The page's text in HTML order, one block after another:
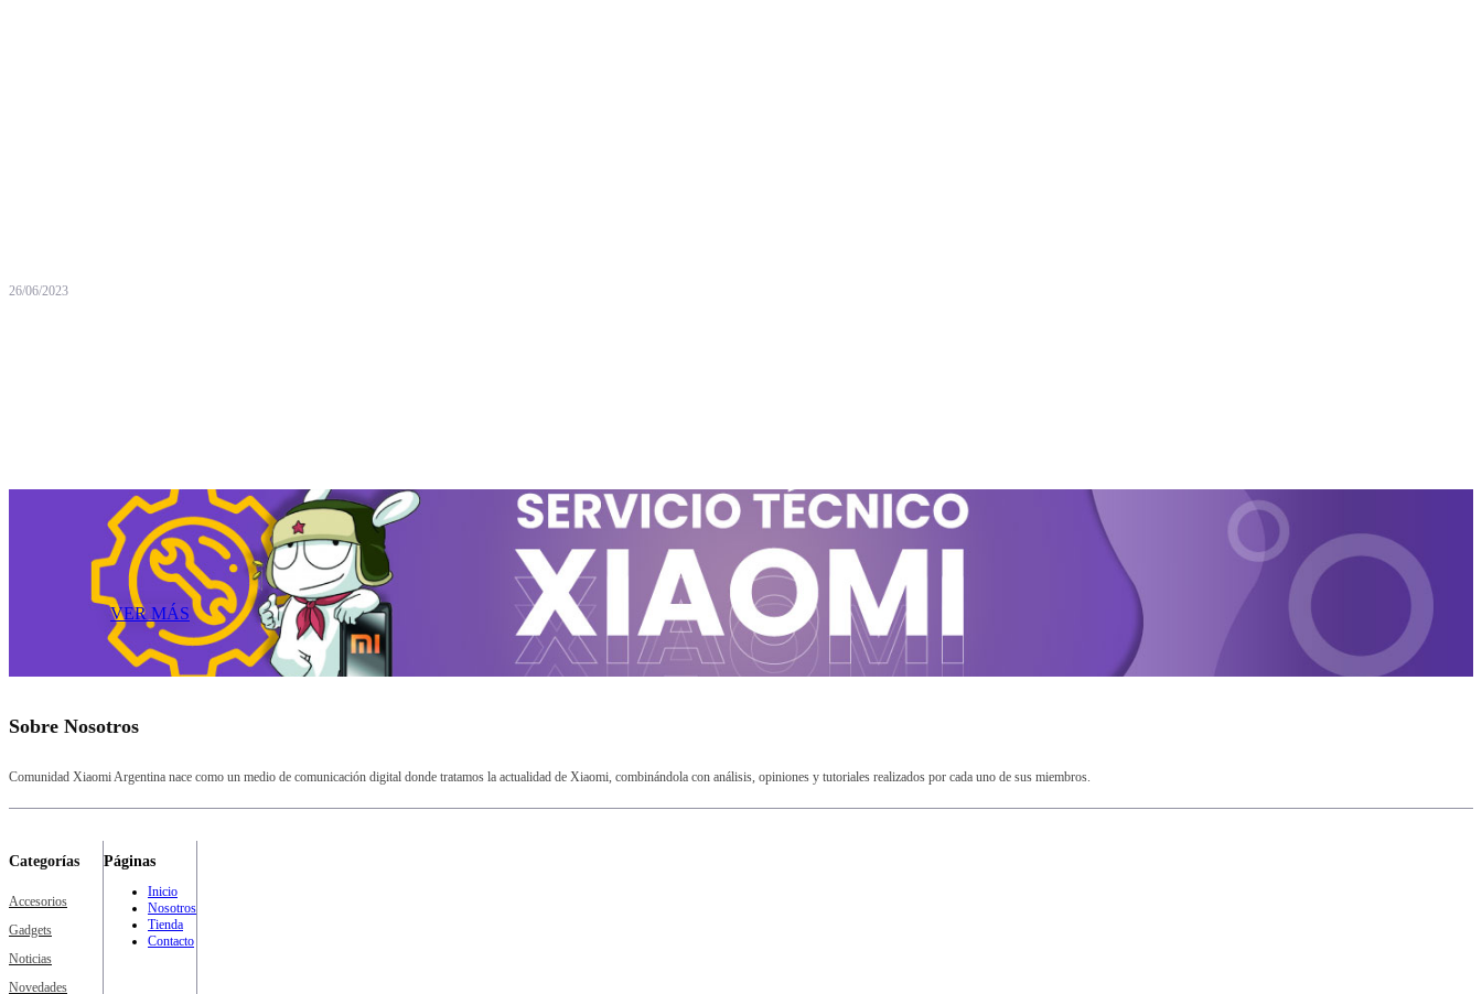
26/06/2023
VER MÁS
Sobre Nosotros
Comunidad Xiaomi Argentina nace como un medio de comunicación digital donde tratamos la actualidad de Xiaomi, combinándola con análisis, opiniones y tutoriales realizados por cada uno de sus miembros.
Categorías
Accesorios
Gadgets
Noticias
Novedades
Páginas
Inicio
Nosotros
Tienda
Contacto